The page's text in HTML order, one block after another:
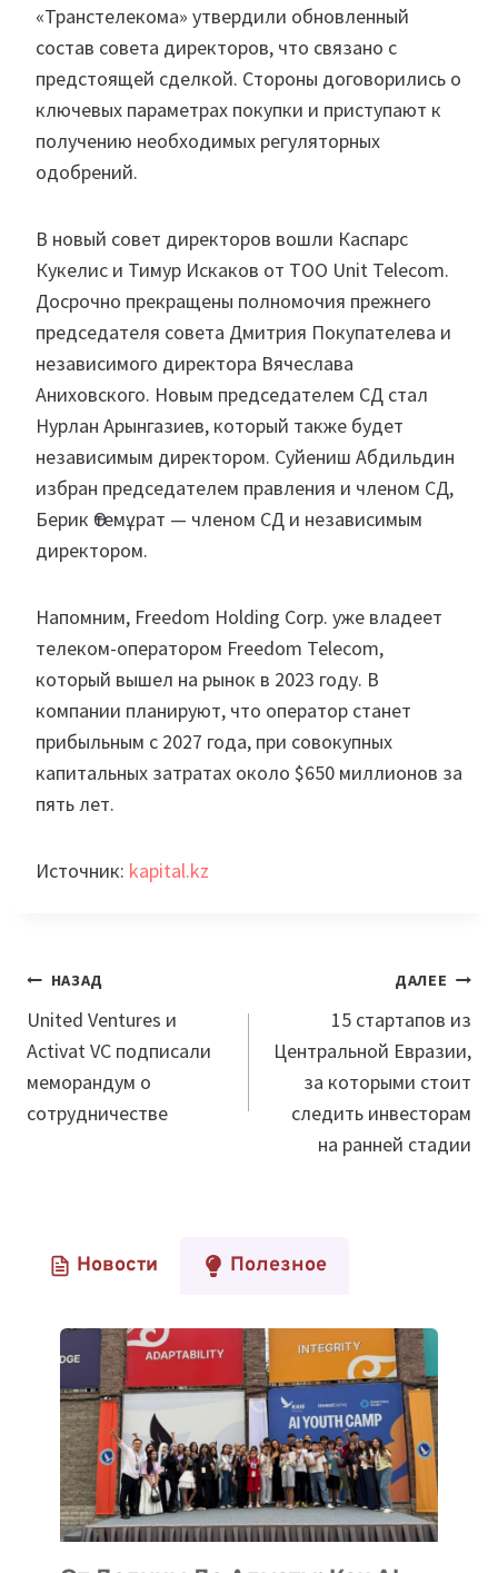
«Транстелекома» утвердили обновленный
состав совета директоров, что связано с
предстоящей сделкой. Стороны договорились о
ключевых параметрах покупки и приступают к
получению необходимых регуляторных
одобрений.
В новый совет директоров вошли Каспарс
Кукелис и Тимур Искаков от ТОО Unit Telecom.
Досрочно прекращены полномочия прежнего
председателя совета Дмитрия Покупателева и
независимого директора Вячеслава
Аниховского. Новым председателем СД стал
Нурлан Арынгазиев, который также будет
независимым директором. Суйениш Абдильдин
избран председателем правления и членом СД,
Берик Өтемұрат — членом СД и независимым
директором.
Напомним, Freedom Holding Corp. уже владеет
телеком-оператором Freedom Telecom,
который вышел на рынок в 2023 году. В
компании планируют, что оператор станет
прибыльным с 2027 года, при совокупных
капитальных затратах около $650 миллионов за
пять лет.
Источник: kapital.kz
Навигация
по
записям
НАЗАД
United Ventures и
Activat VC подписали
меморандум о
сотрудничестве
ДАЛЕЕ
15 стартапов из
Центральной Евразии,
за которыми стоит
следить инвесторам
на ранней стадии
Новости Полезное